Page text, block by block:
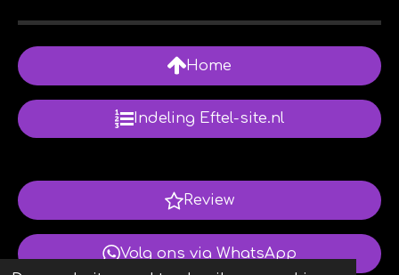
Home
Indeling Eftel-site.nl
Review
Volg ons via WhatsApp